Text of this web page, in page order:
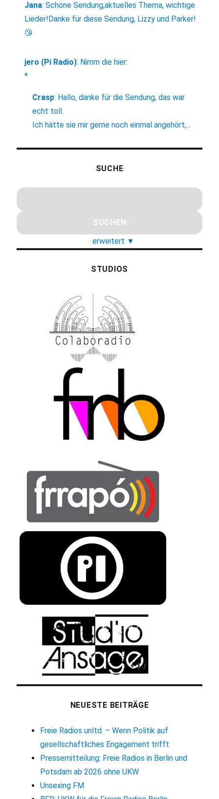
Jana:Schöne Sendung,aktuelles Thema, wichtige
Lieder!Danke für diese Sendung, Lizzy und Parker!
😘
jero (Pi Radio): Nimm die hier:
*
Crasp: Hallo, danke für die Sendung, das war
echt toll.
Ich hätte sie mir gerne noch einmal angehört,...
SUCHE
erweitert ▼
STUDIOS
NEUESTE BEITRÄGE
Freie Radios unltd. – Wenn Politik auf
gesellschaftliches Engagement trifft
Pressemitteilung: Freie Radios in Berlin und
Potsdam ab 2026 ohne UKW
Unsexing FM